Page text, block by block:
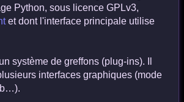
Python, sous licence GPLv3,
et dont l'interface principale utilise
système de greffons (plug-ins). Il
interfaces graphiques (mode